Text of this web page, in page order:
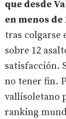
que desde
en menos
tras colgarse
sobre 12
satisfacción.
no tener fin.
vallisoletano
ranking